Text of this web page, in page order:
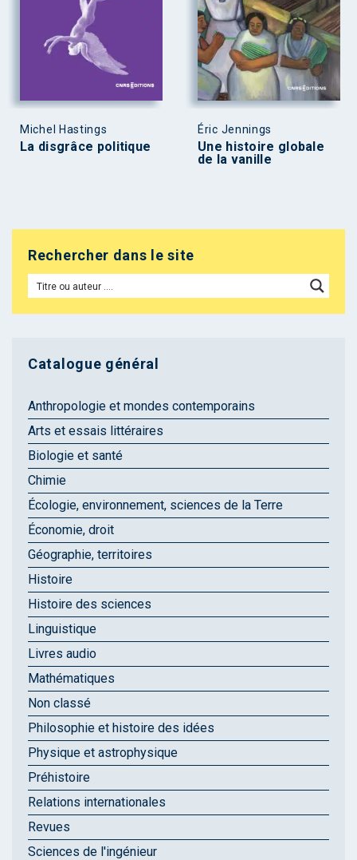
Michel Hastings
La disgrâce politique
Éric Jennings
Une histoire globale
de la vanille
Rechercher dans le site
Catalogue général
Anthropologie et mondes contemporains
Arts et essais littéraires
Biologie et santé
Chimie
Écologie, environnement, sciences de la Terre
Économie, droit
Géographie, territoires
Histoire
Histoire des sciences
Linguistique
Livres audio
Mathématiques
Non classé
Philosophie et histoire des idées
Physique et astrophysique
Préhistoire
Relations internationales
Revues
Sciences de l'ingénieur